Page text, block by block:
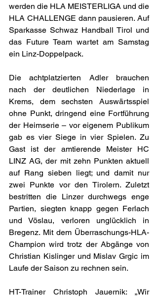
werden die HLA MEISTERLIGA und die
HLA CHALLENGE dann pausieren. Auf
Sparkasse Schwaz Handball Tirol und
das Future Team wartet am Samstag
ein Linz-Doppelpack.
Die achtplatzierten Adler brauchen
nach der deutlichen Niederlage in
Krems, dem sechsten Auswärtsspiel
ohne Punkt, dringend eine Fortführung
der Heimserie – vor eigenem Publikum
gab es vier Siege in vier Spielen. Zu
Gast ist der amtierende Meister HC
LINZ AG, der mit zehn Punkten aktuell
auf Rang sieben liegt; und damit nur
zwei Punkte vor den Tirolern. Zuletzt
bestritten die Linzer durchwegs enge
Partien, siegten knapp gegen Ferlach
und Vöslau, verloren unglücklich in
Bregenz. Mit dem Überraschungs-HLA-
Champion wird trotz der Abgänge von
Christian Kislinger und Mislav Grgic im
Laufe der Saison zu rechnen sein.
HT-Trainer Christoph Jauernik: „Wir